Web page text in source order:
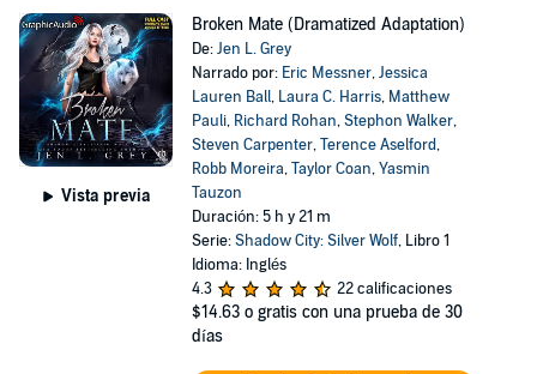
Vista previa
Broken Mate (Dramatized Adaptation)
De:Jen L. Grey
Narrado por: Eric Messner,Jessica
Lauren Ball, Laura C. Harris, Matthew
Pauli, Richard Rohan,Stephon Walker,
Steven Carpenter,Terence Aselford,
Robb Moreira,Taylor Coan,Yasmin
Tauzon
Duración: 5 h y 21 m
Serie:Shadow City: Silver Wolf, Libro 1
Idioma: Inglés
4.3
22 calificaciones
$14.63 o gratis con una prueba de 30
días